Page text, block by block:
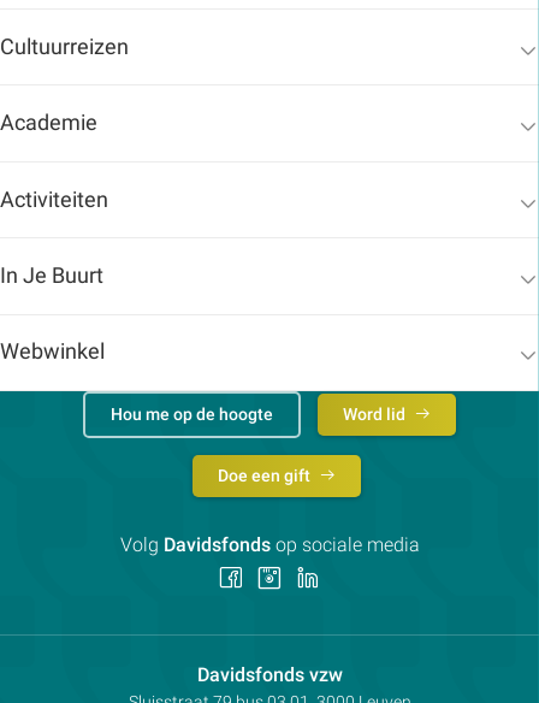
Cultuurreizen
Academie
Activiteiten
In Je Buurt
Webwinkel
Davidsfonds vzwContactpersoon:
Hou me op de hoogte Word lid
Doe een gift
Volg Davidsfondsop sociale media
Volg Volg